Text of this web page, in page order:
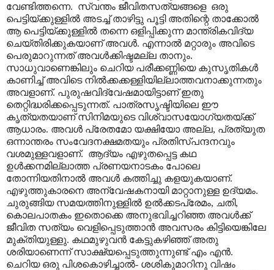
വേണ്ടിത്തന്നെ. സ്വന്തം ജീവിതസത്യങ്ങളെ ഒരു
പെട്ടിയ്ക്കുള്ളിൽ അടച്ച് താഴിട്ടു പൂട്ടി അതിന്റെ താക്കോൽ
ആ പെട്ടിയ്ക്കുള്ളിൽ തന്നെ ഒളിപ്പിക്കുന്ന മാന്ത്രികവിദ്യ
ചെയ്തിരിക്കുകയാണ് അവൾ. എന്നാൽ മറ്റാരും അവിടെ
പെരുമാറുന്നത് അവൾക്കിഷ്ടമല്ല താനും.
സാധുവാണെങ്കിലും ചെറിയ പരീക്കണ്ണിയെ കുസൃതികൾ
കാണിച്ച് അവിടെ നിൽക്കക്കള്ളിയില്ലാത്തവനാക്കുന്നതും
അവളാണ്. പുരുഷവിദ്വേഷമായിട്ടാണ് ഇതു
തെറ്റിദ്ധരിക്കപ്പെടുന്നത്. പാത്രസൃഷ്ടിയിലെ ഈ
കൃത്യതയാണ് സിനിമയുടെ വിശ്വാസയോഗ്യതയ്ക്ക്
ആധാരം. അവൾ പ്രേതമോ യക്ഷിയോ അല്ല, പ്രത്യുത
ഒന്നാന്തരം സംവേദനക്ഷമതയും പ്രതിസ്പന്ദനവും
വശമുള്ളവളാണ്. ആദ്യം എഴുതപ്പെട്ട കഥ
ഉൾക്കനമില്ലാത്ത പ്രണയനാടകം പോലെ
തോന്നിയതിനാൽ അവൾ കത്തിച്ചു കളയുകയാണ്.
എഴുത്തുകാരനെ അന്വേഷകനായി മാറ്റാനുള്ള ഉദ്യമം.
ചുരുങ്ങിയ സമയത്തിനുള്ളിൽ ഉൽക്കടപ്രേമം, ചതി,
കൊലപാതകം ഇതൊക്കെ അനുഭവിച്ചറിഞ്ഞ അവൾക്ക്
ജീവിത സത്യം വെളിപ്പെടുത്താൻ അവസരം കിട്ടിയെങ്കിലേ
മുക്തിയുള്ളു. കഥമുഴുവൻ കേട്ടുകഴിഞ്ഞ് അതു
ശരിയാണെന്ന് സാക്ഷ്യപ്പെടുത്തുന്നുണ്ട് എം എൻ.
ചെറിയ ഒരു പിശകൊഴിച്ചാൽ- ശശികുമാറിനു വിഷം